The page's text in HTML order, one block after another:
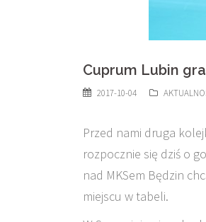
Cuprum Lubin
2017-10-04
Przed nami druga
rozpocznie się dziś o
nad MKSem Będzin
miejscu w tabeli.